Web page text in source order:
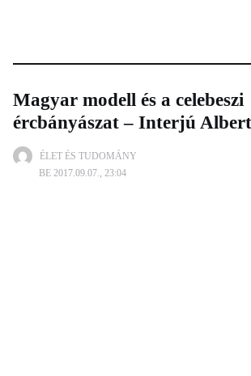
ÉLET ÉS TUDOMÁNY
BE 2017.09.07., 23:04
Magyar modell és a celebeszi
ércbányászat – Interjú